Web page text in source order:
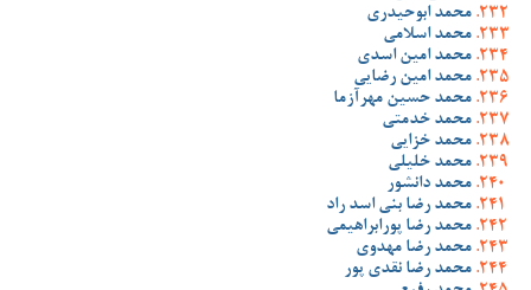
محمد ابوحیدری
محمد اسلامی
محمد امین اسدی
محمد امین رضایی
محمد حسین مهرآزما
محمد خدمتی
محمد خزایی
محمد خلیلی
محمد دانشور
محمد رضا بنی اسد راد
محمد رضا پورابراهیمی
محمد رضا مهدوی
محمد رضا نقدی پور